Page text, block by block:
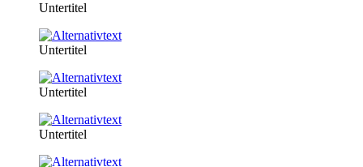
Untertitel
Untertitel
Untertitel
Untertitel